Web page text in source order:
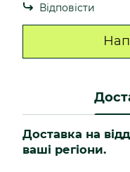
Відповісти
Доставка на
ваші регіони.